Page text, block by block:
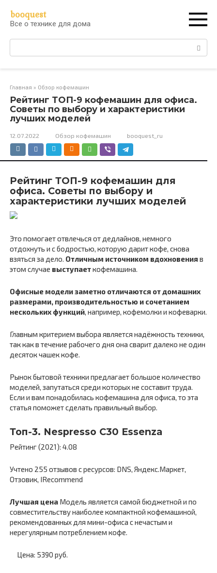
контенту
booquest
Все о технике для дома
Поиск:
Главная » Обзор кофемашин
Рейтинг ТОП-9 кофемашин для офиса.
Советы по выбору и характеристики
лучших моделей
12.07.2022 Обзор кофемашин booquest_ru
Рейтинг ТОП-9 кофемашин для
офиса. Советы по выбору и
характеристики лучших моделей
Это помогает отвлечься от дедлайнов, немного
отдохнуть и с бодростью, которую дарит кофе, снова
взяться за дело. Отличным источником вдохновения в
этом случае выступаеткофемашина.
Офисные модели заметно отличаются от домашних
размерами, производительностью и сочетанием
нескольких функций, например, кофемолки и кофеварки.
Главным критерием выбора является надёжность техники,
так как в течение рабочего дня она сварит далеко не один
десяток чашек кофе.
Рынок бытовой техники предлагает большое количество
моделей, запутаться среди которых не составит труда.
Если и вам понадобилась кофемашина для офиса, то эта
статья поможет сделать правильный выбор.
Топ-3. Nespresso C30 Essenza
Рейтинг (2021): 4.08
Учтено 255 отзывов с ресурсов: DNS, Яндекс.Маркет,
Отзовик, IRecommend
Лучшая цена Модель является самой бюджетной и по
совместительству наиболее компактной кофемашиной,
рекомендованных для мини-офиса с нечастым и
нерегулярным потреблением кофе.
Цена: 5390 руб.